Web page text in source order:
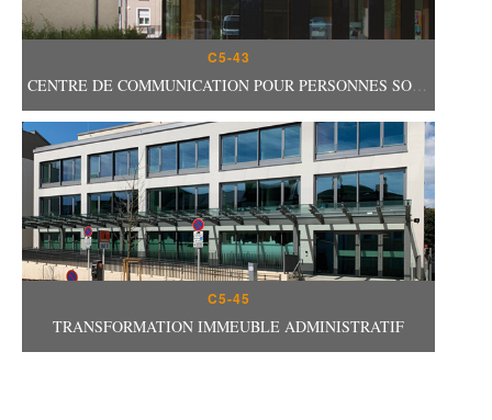
C5-43
C5-45
TRANSFORMATION IMMEUBLE ADMINISTRATIF